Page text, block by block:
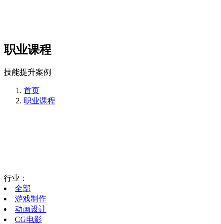
职业课程
技能提升案例
首页
职业课程
行业：
全部
游戏制作
动画设计
CG电影